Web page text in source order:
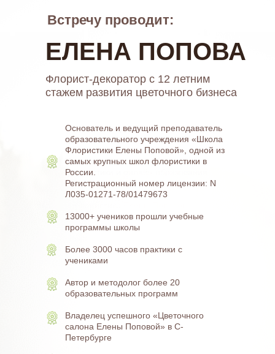
Основатель одной из самых
крупных школ флористики в России
Узнаваемый бренд в сфере
флористики и онлайн образования
Владелец Студии декора
в Санкт-Петербурге
SPB WED AWARDS
действующий организатор и
оформитель свадеб
Преподает более 7 лет, 4 года
в онлайн образовании, выпустила
более 10000 учеников в рамках
ЕЛЕНА ПОПОВА
Флорист-декоратор с 12 летним
стажем развития цветочного бизнеса
Встречу проводит:
Основатель и ведущий преподаватель
образовательного учреждения «Школа
Флористики Елены Поповой», одной из
самых крупных школ флористики в
России.
Регистрационный номер лицензии: N
Л035-01271-78/01479673
13000+ учеников прошли учебные
программы школы
Более 3000 часов практики с
учениками
Автор и методолог более 20
образовательных программ
Владелец успешного «Цветочного
салона Елены Поповой» в С-
Петербурге